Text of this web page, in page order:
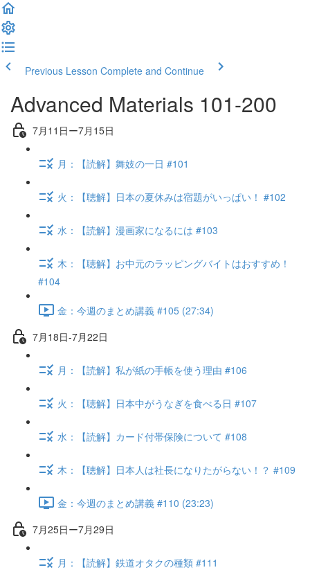
Previous Lesson Complete and Continue
Advanced Materials 101-200
7月11日ー7月15日
月：【読解】舞妓の一日 #101
火：【聴解】日本の夏休みは宿題がいっぱい！ #102
水：【読解】漫画家になるには #103
木：【聴解】お中元のラッピングバイトはおすすめ！
#104
金：今週のまとめ講義 #105 (27:34)
7月18日-7月22日
月：【読解】私が紙の手帳を使う理由 #106
火：【聴解】日本中がうなぎを食べる日 #107
水：【読解】カード付帯保険について #108
木：【聴解】日本人は社長になりたがらない！？ #109
金：今週のまとめ講義 #110 (23:23)
7月25日ー7月29日
月：【読解】鉄道オタクの種類 #111